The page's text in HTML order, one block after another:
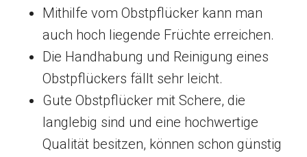
Mithilfe vom Obstpflücker kann man
auch hoch liegende Früchte erreichen.
Die Handhabung und Reinigung eines
Obstpflückers fällt sehr leicht.
Gute Obstpflücker mit Schere, die
langlebig sind und eine hochwertige
Qualität besitzen, können schon günstig